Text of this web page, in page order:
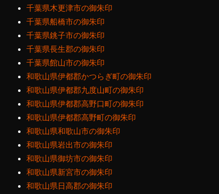
千葉県木更津市の御朱印
千葉県船橋市の御朱印
千葉県銚子市の御朱印
千葉県長生郡の御朱印
千葉県館山市の御朱印
和歌山県伊都郡かつらぎ町の御朱印
和歌山県伊都郡九度山町の御朱印
和歌山県伊都郡高野口町の御朱印
和歌山県伊都郡高野町の御朱印
和歌山県和歌山市の御朱印
和歌山県岩出市の御朱印
和歌山県御坊市の御朱印
和歌山県新宮市の御朱印
和歌山県日高郡の御朱印